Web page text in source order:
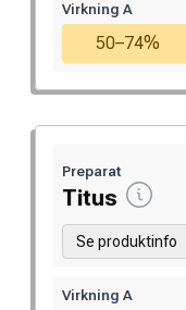
Virkning A
50–74%
Preparat
Titus
Se produktinfo
Virkning A